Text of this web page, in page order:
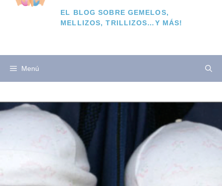
EL BLOG SOBRE GEMELOS,
MELLIZOS, TRILLIZOS…Y MÁS!
Menú